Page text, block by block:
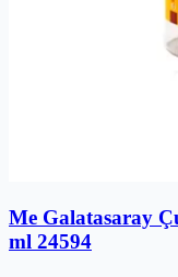
Me Galatasaray
ml 24594